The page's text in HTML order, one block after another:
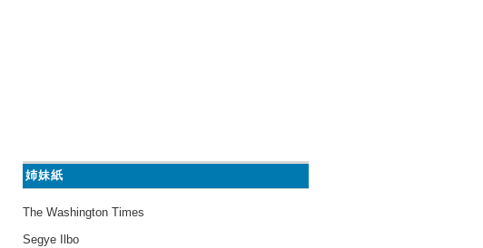
姉妹紙
The Washington Times
Segye Ilbo